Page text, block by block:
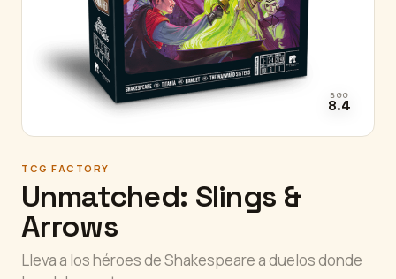
BGG
8.4
TCG FACTORY
Unmatched: Slings &
Arrows
Lleva a los héroes de Shakespeare a duelos donde